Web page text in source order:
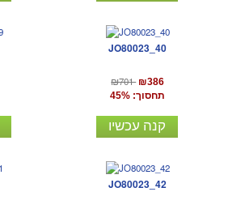
JO80023_40
₪701 ₪386
תחסוך: 45%
קנה עכשיו
JO80023_42